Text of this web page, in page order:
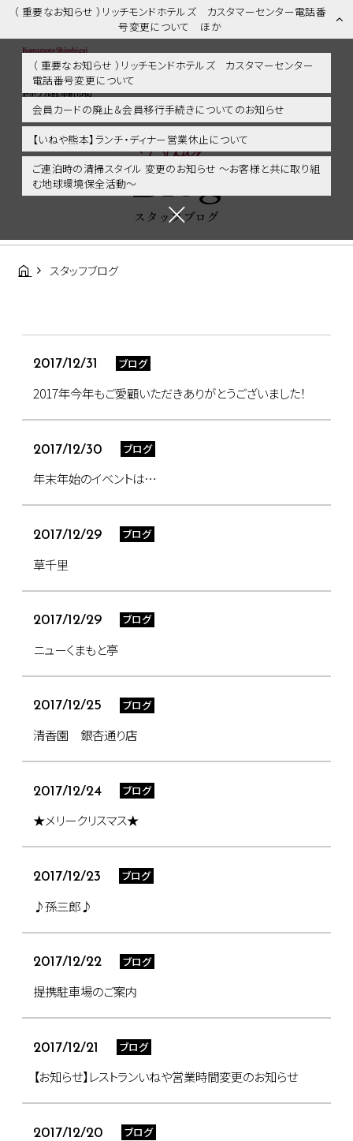
（ 重要なお知らせ ）リッチモンドホテルズ カスタマーセンター電話番
号変更について ほか
（ 重要なお知らせ ）リッチモンドホテルズ カスタマーセンター
電話番号変更について
会員カードの廃止＆会員移行手続きについてのお知らせ
【いねや熊本】ランチ・ディナー営業休止について
ご連泊時の清掃スタイル 変更のお知らせ ～お客様と共に取り組
む地球環境保全活動～
スタッフブログ | 熊本市内・新市街・熊本城に好アクセス！リッチモン
ドホテル熊本新市街
Blog
Blog
スタッフブログ
スタッフブログ
2017/12/31 ブログ
2017年今年もご愛顧いただきありがとうございました！
2017/12/30 ブログ
年末年始のイベントは…
2017/12/29 ブログ
草千里
2017/12/29 ブログ
ニューくまもと亭
2017/12/25 ブログ
清香園 銀杏通り店
2017/12/24 ブログ
★メリークリスマス★
2017/12/23 ブログ
♪孫三郎♪
2017/12/22 ブログ
提携駐車場のご案内
2017/12/21 ブログ
【お知らせ】レストランいねや営業時間変更のお知らせ
2017/12/20 ブログ